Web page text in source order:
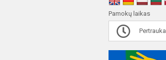
Pamokų laikas
Pertrauka